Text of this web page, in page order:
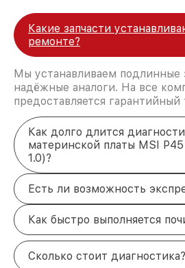
Какие запчасти
ремонте?
Мы устанавливаем подлинные
надёжные аналоги. На все
предоставляется гарантийный
Как долго длится
материнской платы MSI
1.0)?
Есть ли возможность
Как быстро выполняется
Сколько стоит диагностика?